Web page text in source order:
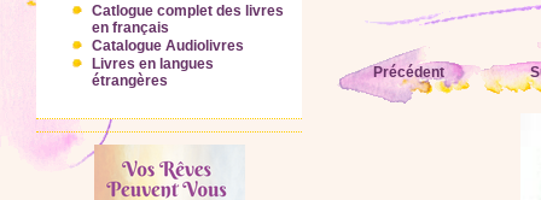
Catlogue complet des livres
en français
Catalogue Audiolivres
Livres en langues
étrangères
Précédent